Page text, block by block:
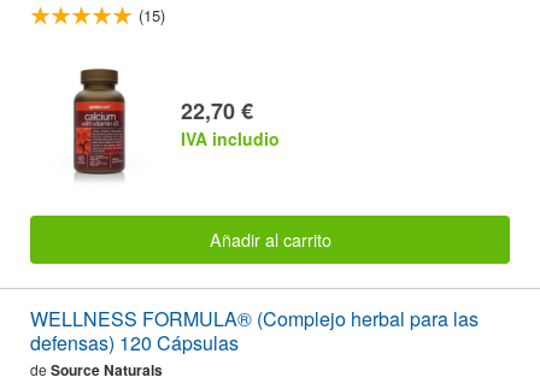
(15)
22,70 €
IVA includio
Añadir al carrito
WELLNESS FORMULA® (Complejo herbal para las
defensas) 120 Cápsulas
de Source Naturals